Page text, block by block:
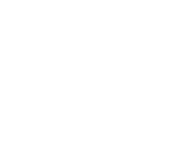
proprietà.
consentita solo
o di backup.